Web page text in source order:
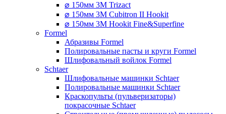
⌀ 150мм 3M Trizact
⌀ 150мм 3M Cubitron II Hookit
⌀ 150мм 3M Hookit Fine&Superfine
Formel
Абразивы Formel
Полировальные пасты и круги Formel
Шлифовальный войлок Formel
Schtaer
Шлифовальные машинки Schtaer
Полировальные машинки Schtaer
Краскопульты (пульверизаторы)
покрасочные Schtaer